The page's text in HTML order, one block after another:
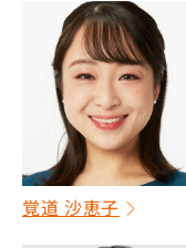
覚道 沙恵子